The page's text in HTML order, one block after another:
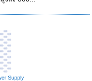
Supply